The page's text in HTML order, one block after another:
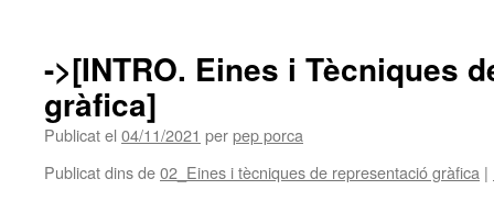
->[INTRO. Eines i Tècniques
gràfica]
Publicat el 04/11/2021 perpep porca
Publicat dins de02_Eines i tècniques de representació gràfica |